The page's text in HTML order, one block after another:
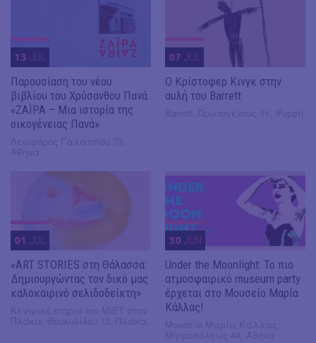
13 JUL
Παρουσίαση του νέου
βιβλίου του Χρύσανθου Πανά
«ΖΑΪΡΑ – Μια ιστορία της
οικογένειας Πανά»
07 JUL
O Κρίστοφερ Κινγκ στην
αυλή του Barrett
01 JUL
«ART STORIES στη Θάλασσα:
Δημιουργώντας τον δικό μας
καλοκαιρινό σελιδοδείκτη»
30 JUN
Under the Moonlight: Το πιο
ατμοσφαιρικό museum party
έρχεται στο Μουσείο Μαρία
Κάλλας!